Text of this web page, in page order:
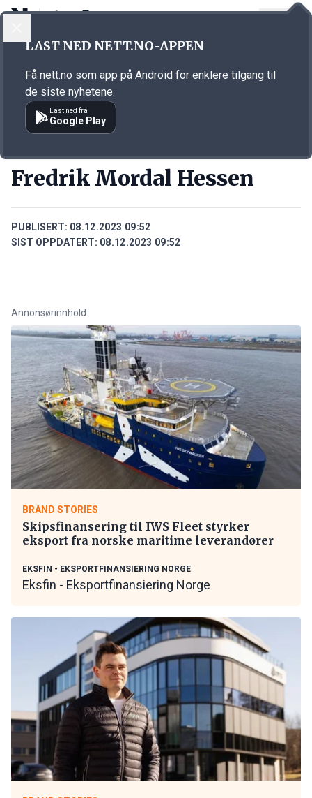
Annonsørinnhold
Fredrik Mordal Hessen
PUBLISERT: 08.12.2023 09:52
SIST OPPDATERT: 08.12.2023 09:52
Annonsørinnhold
BRAND STORIES
Skipsfinansering til IWS Fleet styrker
eksport fra norske maritime leverandører
EKSFIN - EKSPORTFINANSIERING NORGE
Eksfin - Eksportfinansiering Norge
LAST NED NETT.NO-APPEN
Få nett.no som app på Android for enklere tilgang til
de siste nyhetene.
Last ned fra
Google Play